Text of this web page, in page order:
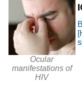
МЦ Семейный
Горском
Новосибирск, мкр.
Клиника
Новосибирск,
Ocular
manifestations of
HIV